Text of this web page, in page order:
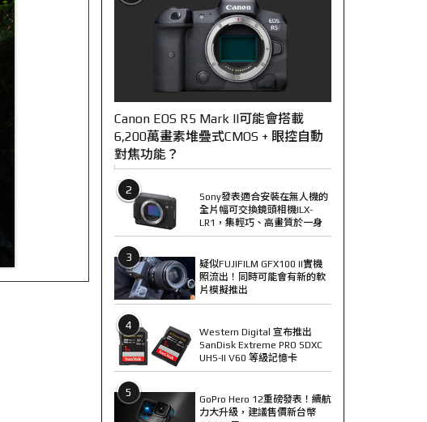
Canon EOS R5 Mark II可能會搭載
6,200萬畫素堆疊式CMOS + 眼控自動
對焦功能？
2
Sony發表適合安裝在無人機的
全片幅可交換鏡頭相機ILX-
LR1，集輕巧、高畫質於一身
3
疑似FUJIFILM GFX100 II實機
照流出！同時可能會有新的軟
片模擬推出
4
Western Digital 宣布推出
SanDisk Extreme PRO SDXC
UHS-II V60 等級記憶卡
5
GoPro Hero 12重磅發表！續航
力大升級，建議售價新台幣